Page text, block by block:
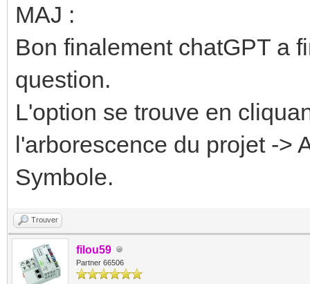
MAJ :
Bon finalement chatGPT a
question.
L'option se trouve en
l'arborescence du projet ->
Symbole.
Trouver
filou59
Partner 66506